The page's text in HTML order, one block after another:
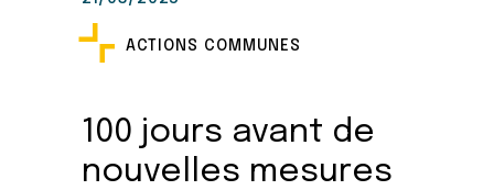
100 jours avant de
nouvelles mesures
ACTIONS COMMUNES